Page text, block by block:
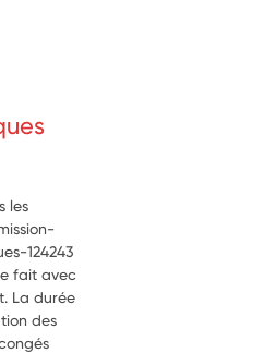
les
124243
fait avec
La durée
des